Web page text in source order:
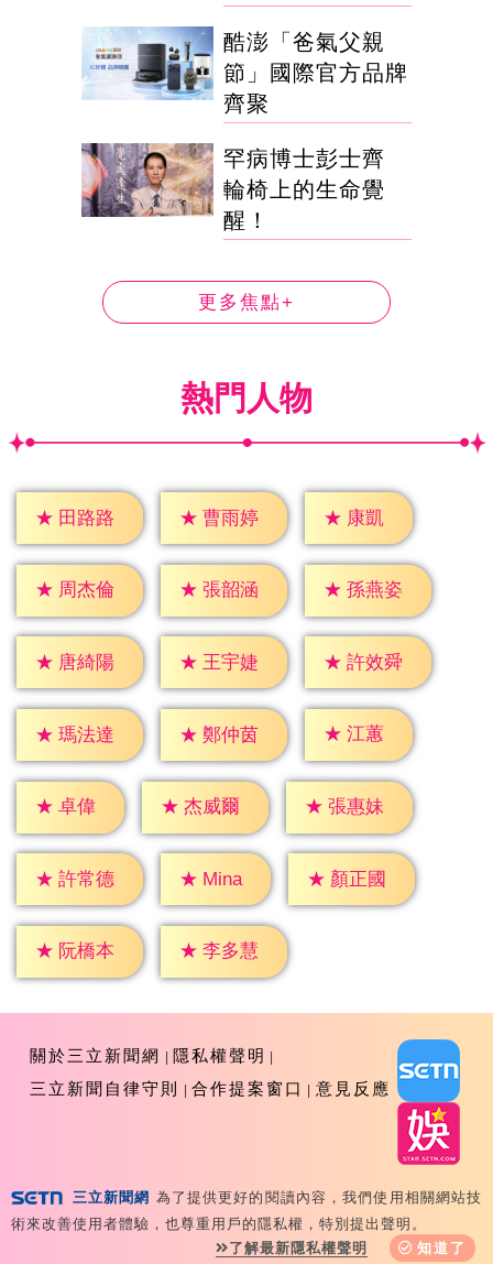
酷澎「爸氣父親
節」國際官方品牌
齊聚
罕病博士彭士齊
輪椅上的生命覺
醒！
更多焦點+
熱門人物
★ 田路路 ★ 曹雨婷 ★ 康凱
★ 周杰倫 ★ 張韶涵 ★ 孫燕姿
★ 唐綺陽 ★ 王宇婕 ★ 許效舜
★ 瑪法達 ★ 鄭仲茵 ★ 江蕙
★ 卓偉 ★ 杰威爾 ★ 張惠妹
★ 許常德 ★ Mina ★ 顏正國
★ 阮橋本 ★ 李多慧
關於三立新聞網
隱私權聲明
三立新聞自律守則
合作提案窗口 意見反應
Copyright ©2026 Sanlih E-Television All Rights
Reserved 版權所有 盜用必究 台北市內湖區舊宗路一段159
三立新聞網 為了提供更好的閱讀內容，我們使用相關網站技
術來改善使用者體驗，也尊重用戶的隱私權，特別提出聲明。
了解最新隱私權聲明
知道了